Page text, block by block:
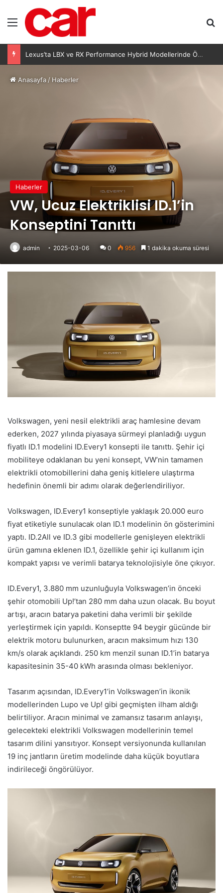
Menü
Lexus’ta LBX ve RX Performance Hybrid Modellerinde Özel Fiyat Avantajı
Anasayfa / Haberler
Haberler
VW, Ucuz Elektriklisi ID.1’in
Konseptini Tanıttı
admin 2025-03-06 0 956 1 dakika okuma süresi
Volkswagen, yeni nesil elektrikli araç hamlesine devam
ederken, 2027 yılında piyasaya sürmeyi planladığı uygun
fiyatlı ID.1 modelini ID.Every1 konsepti ile tanıttı. Şehir içi
mobiliteye odaklanan bu yeni konsept, VW’nin tamamen
elektrikli otomobillerini daha geniş kitlelere ulaştırma
hedefinin önemli bir adımı olarak değerlendiriliyor.
Volkswagen, ID.Every1 konseptiyle yaklaşık 20.000 euro
fiyat etiketiyle sunulacak olan ID.1 modelinin ön gösterimini
yaptı. ID.2All ve ID.3 gibi modellerle genişleyen elektrikli
ürün gamına eklenen ID.1, özellikle şehir içi kullanım için
kompakt yapısı ve verimli batarya teknolojisiyle öne çıkıyor.
ID.Every1, 3.880 mm uzunluğuyla Volkswagen’in önceki
şehir otomobili Up!’tan 280 mm daha uzun olacak. Bu boyut
artışı, aracın batarya paketini daha verimli bir şekilde
yerleştirmek için yapıldı. Konseptte 94 beygir gücünde bir
elektrik motoru bulunurken, aracın maksimum hızı 130
km/s olarak açıklandı. 250 km menzil sunan ID.1’in batarya
kapasitesinin 35-40 kWh arasında olması bekleniyor.
Tasarım açısından, ID.Every1’in Volkswagen’in ikonik
modellerinden Lupo ve Up! gibi geçmişten ilham aldığı
belirtiliyor. Aracın minimal ve zamansız tasarım anlayışı,
gelecekteki elektrikli Volkswagen modellerinin temel
tasarım dilini yansıtıyor. Konsept versiyonunda kullanılan
19 inç jantların üretim modelinde daha küçük boyutlara
indirileceği öngörülüyor.